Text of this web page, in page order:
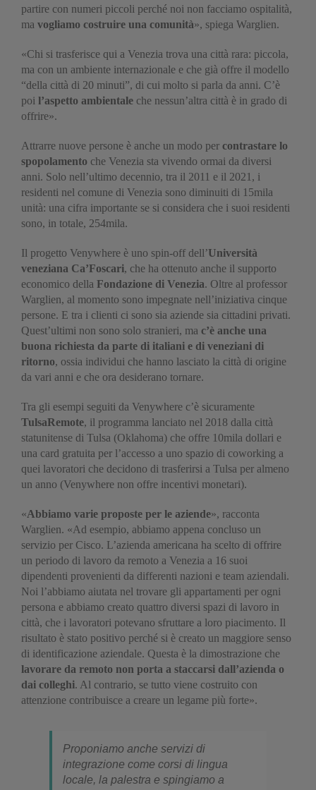
partire con numeri piccoli perché noi non facciamo ospitalità,
ma vogliamo costruire una comunità», spiega Warglien.
«Chi si trasferisce qui a Venezia trova una città rara: piccola,
ma con un ambiente internazionale e che già offre il modello
“della città di 20 minuti”, di cui molto si parla da anni. C’è
poi l’aspetto ambientale che nessun’altra città è in grado di
offrire».
Attrarre nuove persone è anche un modo per contrastare lo
spopolamento che Venezia sta vivendo ormai da diversi
anni. Solo nell’ultimo decennio, tra il 2011 e il 2021, i
residenti nel comune di Venezia sono diminuiti di 15mila
unità: una cifra importante se si considera che i suoi residenti
sono, in totale, 254mila.
Il progetto Venywhere è uno spin-off dell’Università
veneziana Ca’Foscari, che ha ottenuto anche il supporto
economico della Fondazione di Venezia. Oltre al professor
Warglien, al momento sono impegnate nell’iniziativa cinque
persone. E tra i clienti ci sono sia aziende sia cittadini privati.
Quest’ultimi non sono solo stranieri, ma c’è anche una
buona richiesta da parte di italiani e di veneziani di
ritorno, ossia individui che hanno lasciato la città di origine
da vari anni e che ora desiderano tornare.
Tra gli esempi seguiti da Venywhere c’è sicuramente
TulsaRemote, il programma lanciato nel 2018 dalla città
statunitense di Tulsa (Oklahoma) che offre 10mila dollari e
una card gratuita per l’accesso a uno spazio di coworking a
quei lavoratori che decidono di trasferirsi a Tulsa per almeno
un anno (Venywhere non offre incentivi monetari).
«Abbiamo varie proposte per le aziende», racconta
Warglien. «Ad esempio, abbiamo appena concluso un
servizio per Cisco. L’azienda americana ha scelto di offrire
un periodo di lavoro da remoto a Venezia a 16 suoi
dipendenti provenienti da differenti nazioni e team aziendali.
Noi l’abbiamo aiutata nel trovare gli appartamenti per ogni
persona e abbiamo creato quattro diversi spazi di lavoro in
città, che i lavoratori potevano sfruttare a loro piacimento. Il
risultato è stato positivo perché si è creato un maggiore senso
di identificazione aziendale. Questa è la dimostrazione che
lavorare da remoto non porta a staccarsi dall’azienda o
dai colleghi. Al contrario, se tutto viene costruito con
attenzione contribuisce a creare un legame più forte».
Proponiamo anche servizi di
integrazione come corsi di lingua
locale, la palestra e spingiamo a